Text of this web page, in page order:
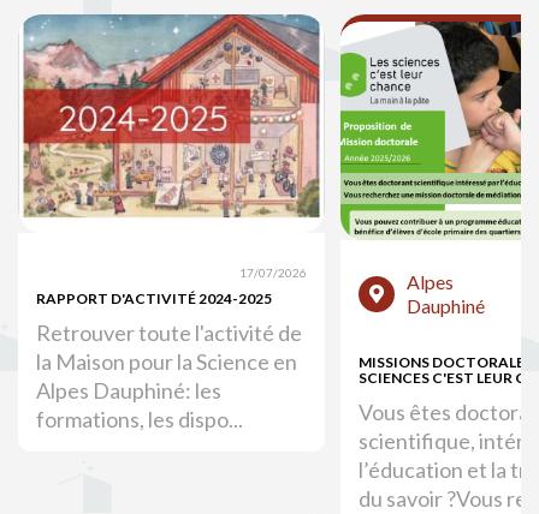
17/07/2026
RAPPORT D'ACTIVITÉ 2024-2025
Retrouver toute l'activité de
la Maison pour la Science en
Alpes Dauphiné: les
formations, les dispo...
Alpes
Dauphiné
MISSIONS DOCTORALES :
SCIENCES C'EST LEUR
Vous êtes
scientifique,
l’éducation et la
du savoir ?Vous